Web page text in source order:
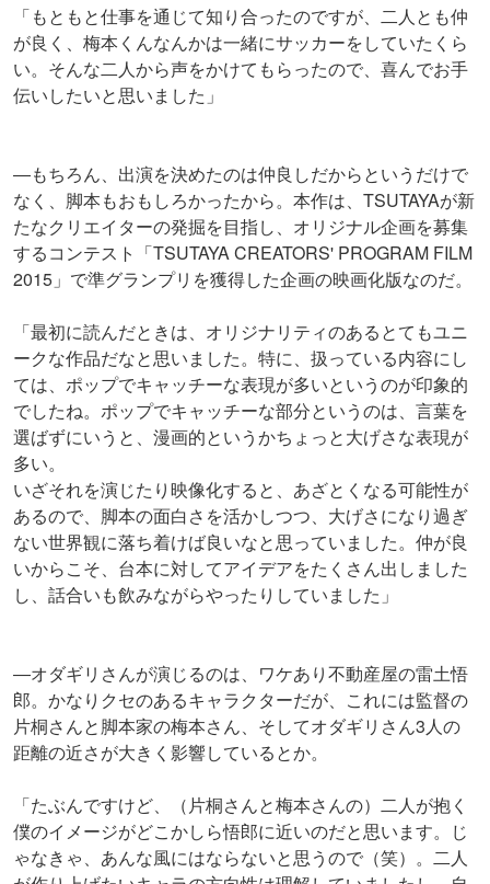
「もともと仕事を通じて知り合ったのですが、二人とも仲
が良く、梅本くんなんかは一緒にサッカーをしていたくら
い。そんな二人から声をかけてもらったので、喜んでお手
伝いしたいと思いました」
―もちろん、出演を決めたのは仲良しだからというだけで
なく、脚本もおもしろかったから。本作は、TSUTAYAが新
たなクリエイターの発掘を目指し、オリジナル企画を募集
するコンテスト「TSUTAYA CREATORS' PROGRAM FILM
2015」で準グランプリを獲得した企画の映画化版なのだ。
「最初に読んだときは、オリジナリティのあるとてもユニ
ークな作品だなと思いました。特に、扱っている内容にし
ては、ポップでキャッチーな表現が多いというのが印象的
でしたね。ポップでキャッチーな部分というのは、言葉を
選ばずにいうと、漫画的というかちょっと大げさな表現が
多い。
いざそれを演じたり映像化すると、あざとくなる可能性が
あるので、脚本の面白さを活かしつつ、大げさになり過ぎ
ない世界観に落ち着けば良いなと思っていました。仲が良
いからこそ、台本に対してアイデアをたくさん出しました
し、話合いも飲みながらやったりしていました」
―オダギリさんが演じるのは、ワケあり不動産屋の雷土悟
郎。かなりクセのあるキャラクターだが、これには監督の
片桐さんと脚本家の梅本さん、そしてオダギリさん3人の
距離の近さが大きく影響しているとか。
「たぶんですけど、（片桐さんと梅本さんの）二人が抱く
僕のイメージがどこかしら悟郎に近いのだと思います。じ
ゃなきゃ、あんな風にはならないと思うので（笑）。二人